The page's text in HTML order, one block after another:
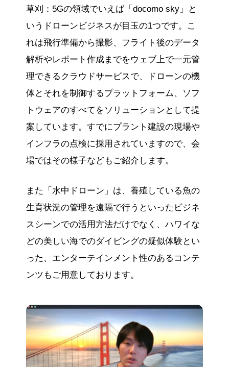
草刈：5Gの領域でいえば「docomo sky」と
いうドローンビジネスが目玉の1つです。こ
れは飛行準備から撮影、フライト後のデータ
解析やレポート作成までをウェブ上で一元管
理できるクラウドサービスで、ドローンの機
体とそれを制御するプラットフォーム、ソフ
トウェアのすべてをソリューションとして提
案しています。すでにプラント建設の現場や
インフラの点検に採用されていますので、会
場ではその様子などもご紹介します。
また「水中ドローン」は、養殖している魚の
生育状況の管理を遠隔で行うといったビジネ
スシーンでの活用方法だけでなく、ハワイな
どの美しい海でのダイビングの疑似体験とい
った、エンターテインメント性のあるコンテ
ンツもご用意しております。